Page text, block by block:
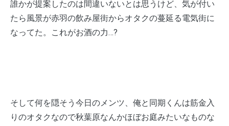
誰かが提案したのは間違いないとは思うけど、気が付い
たら風景が赤羽の飲み屋街からオタクの蔓延る電気街に
なってた。これがお酒の力…?
そして何を隠そう今日のメンツ、俺と同期くんは筋金入
りのオタクなので秋葉原なんかほぼお庭みたいなものな